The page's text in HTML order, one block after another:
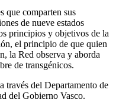
que comparten sus
de nueve estados
principios y objetivos de la
el principio de que quien
la Red observa y aborda
de transgénicos.
través del Departamento de
del Gobierno Vasco.